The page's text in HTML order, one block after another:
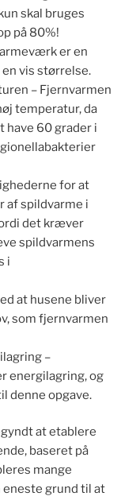
skal bruges
på 80%!
er en
vis størrelse.
– Fjernvarmen
temperatur, da
have 60 grader i
for at
af spildvarme i
det kræver
spildvarmens
i
at husene bliver
som fjernvarmen
–
energilagring, og
denne opgave.
at etablere
baseret på
mange
eneste grund til at